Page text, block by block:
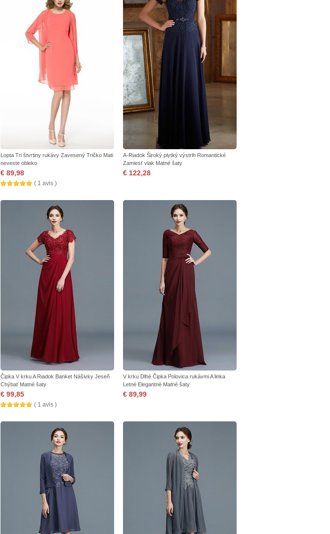
Lopta Tri štvrtiny rukávy Zavesený Tričko Mati
neveste obleko
€ 89,98
( 1 avis )
A-Riadok Široký plytký výstrih Romantické
Zamiesť vlak Matné šaty
€ 122,28
Čipka V krku A Riadok Banket Nášivky Jeseň
Chýbať Matné šaty
€ 99,85
( 1 avis )
V krku Dlhé Čipka Polovica rukávmi A linka
Letné Elegantné Matné šaty
€ 89,99